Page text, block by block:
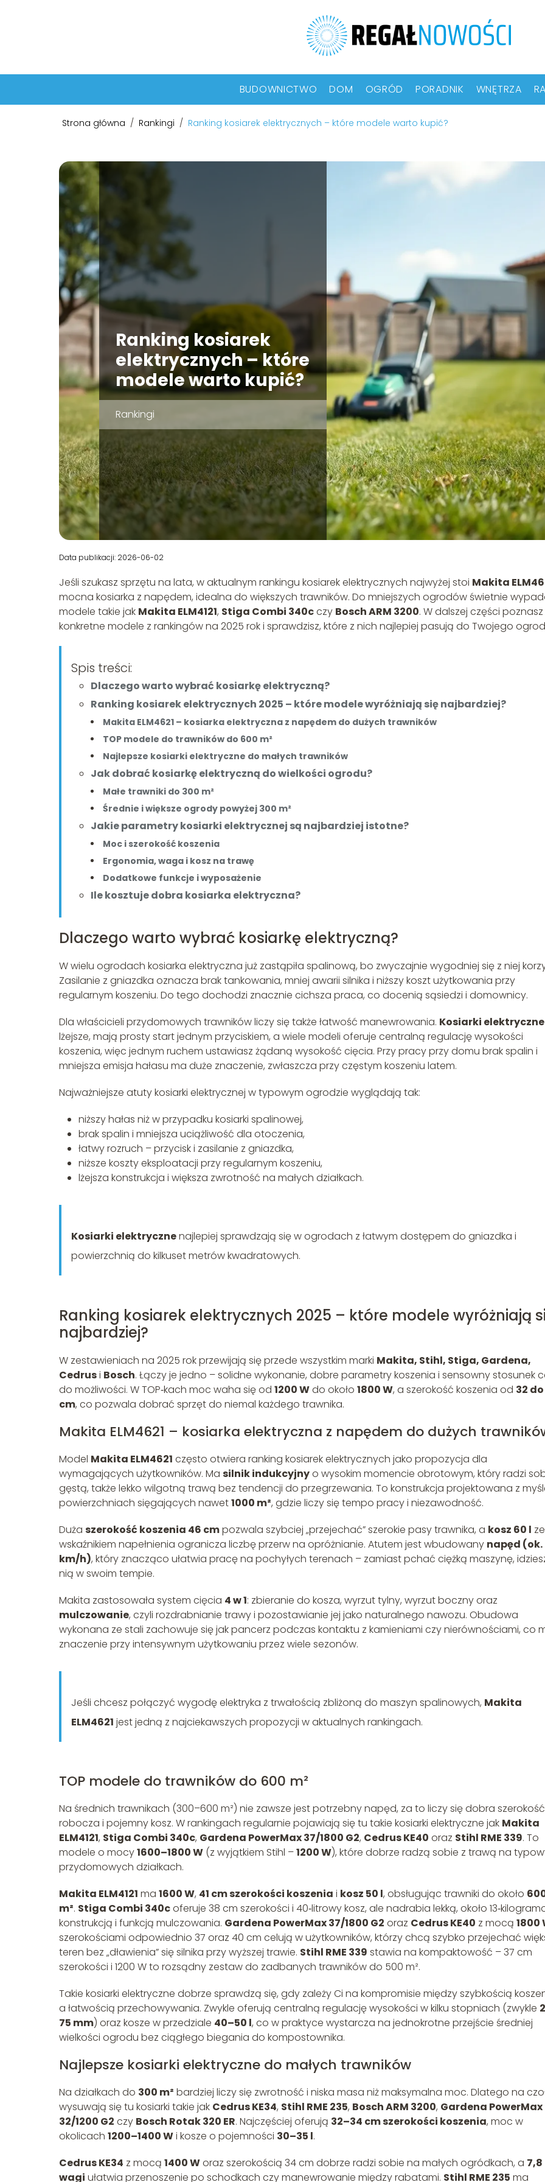
BUDOWNICTWO DOM OGRÓD PORADNIK WNĘTRZA
Strona główna / Rankingi / Ranking kosiarek elektrycznych – które modele warto kupić?
Ranking kosiarek
elektrycznych – które
modele warto kupić?
Rankingi
Data publikacji: 2026-06-02
Jeśli szukasz sprzętu na lata, w aktualnym rankingu kosiarek elektrycznych najwyżej stoi Makita
mocna kosiarka z napędem, idealna do większych trawników. Do mniejszych ogrodów świetnie
modele takie jak Makita ELM4121, Stiga Combi 340cczy Bosch ARM 3200. W dalszej części poznasz
konkretne modele z rankingów na 2025 rok i sprawdzisz, które z nich najlepiej pasują do Twojego
Spis treści:
Dlaczego warto wybrać kosiarkę elektryczną?
Ranking kosiarek elektrycznych 2025 – które modele wyróżniają się najbardziej?
Makita ELM4621 – kosiarka elektryczna z napędem do dużych trawników
TOP modele do trawników do 600 m²
Najlepsze kosiarki elektryczne do małych trawników
Jak dobrać kosiarkę elektryczną do wielkości ogrodu?
Małe trawniki do 300 m²
Średnie i większe ogrody powyżej 300 m²
Jakie parametry kosiarki elektrycznej są najbardziej istotne?
Moc i szerokość koszenia
Ergonomia, waga i kosz na trawę
Dodatkowe funkcje i wyposażenie
Ile kosztuje dobra kosiarka elektryczna?
Dlaczego warto wybrać kosiarkę elektryczną?
W wielu ogrodach kosiarka elektryczna już zastąpiła spalinową, bo zwyczajnie wygodniej się z niej
Zasilanie z gniazdka oznacza brak tankowania, mniej awarii silnika i niższy koszt użytkowania przy
regularnym koszeniu. Do tego dochodzi znacznie cichsza praca, co docenią sąsiedzi i domownicy.
Dla właścicieli przydomowych trawników liczy się także łatwość manewrowania. Kosiarki elektryczne
lżejsze, mają prosty start jednym przyciskiem, a wiele modeli oferuje centralną regulację wysokości
koszenia, więc jednym ruchem ustawiasz żądaną wysokość cięcia. Przy pracy przy domu brak spalin i
mniejsza emisja hałasu ma duże znaczenie, zwłaszcza przy częstym koszeniu latem.
Najważniejsze atuty kosiarki elektrycznej w typowym ogrodzie wyglądają tak:
niższy hałas niż w przypadku kosiarki spalinowej,
brak spalin i mniejsza uciążliwość dla otoczenia,
łatwy rozruch – przycisk i zasilanie z gniazdka,
niższe koszty eksploatacji przy regularnym koszeniu,
lżejsza konstrukcja i większa zwrotność na małych działkach.
Kosiarki elektrycznenajlepiej sprawdzają się w ogrodach z łatwym dostępem do gniazdka i
powierzchnią do kilkuset metrów kwadratowych.
Ranking kosiarek elektrycznych 2025 – które modele wyróżniają
najbardziej?
W zestawieniach na 2025 rok przewijają się przede wszystkim marki Makita, Stihl, Stiga, Gardena,
Cedrusi Bosch. Łączy je jedno – solidne wykonanie, dobre parametry koszenia i sensowny stosunek
do możliwości. W TOP‑kach moc waha się od 1200 Wdo około 1800 W, a szerokość koszenia od 32
cm, co pozwala dobrać sprzęt do niemal każdego trawnika.
Makita ELM4621 – kosiarka elektryczna z napędem do dużych
Model Makita ELM4621 często otwiera ranking kosiarek elektrycznych jako propozycja dla
wymagających użytkowników. Ma silnik indukcyjnyo wysokim momencie obrotowym, który radzi
gęstą, także lekko wilgotną trawą bez tendencji do przegrzewania. To konstrukcja projektowana z
powierzchniach sięgających nawet1000 m², gdzie liczy się tempo pracy i niezawodność.
Duża szerokość koszenia 46 cmpozwala szybciej „przejechać” szerokie pasy trawnika, a kosz 60 l ze
wskaźnikiem napełnienia ogranicza liczbę przerw na opróżnianie. Atutem jest wbudowany napęd (ok.
km/h), który znacząco ułatwia pracę na pochyłych terenach – zamiast pchać ciężką maszynę,
nią w swoim tempie.
Makita zastosowała system cięcia 4 w 1: zbieranie do kosza, wyrzut tylny, wyrzut boczny oraz
mulczowanie, czyli rozdrabnianie trawy i pozostawianie jej jako naturalnego nawozu. Obudowa
wykonana ze stali zachowuje się jak pancerz podczas kontaktu z kamieniami czy nierównościami, co
znaczenie przy intensywnym użytkowaniu przez wiele sezonów.
Jeśli chcesz połączyć wygodę elektryka z trwałością zbliżoną do maszyn spalinowych, Makita
ELM4621 jest jedną z najciekawszych propozycji w aktualnych rankingach.
TOP modele do trawników do 600 m²
Na średnich trawnikach (300–600 m²) nie zawsze jest potrzebny napęd, za to liczy się dobra szerokość
robocza i pojemny kosz. W rankingach regularnie pojawiają się tu takie kosiarki elektryczne jak Makita
ELM4121, Stiga Combi 340c, Gardena PowerMax 37/1800 G2, Cedrus KE40 oraz Stihl RME 339. To
modele o mocy1600–1800 W (z wyjątkiem Stihl –1200 W), które dobrze radzą sobie z trawą na
przydomowych działkach.
Makita ELM4121 ma 1600 W, 41 cm szerokości koszenia i kosz 50 l, obsługując trawniki do około
m². Stiga Combi 340coferuje 38 cm szerokości i 40‑litrowy kosz, ale nadrabia lekką, około
konstrukcją i funkcją mulczowania. Gardena PowerMax 37/1800 G2 oraz Cedrus KE40 z mocą 1800
szerokościami odpowiednio 37 oraz 40 cm celują w użytkowników, którzy chcą szybko przejechać
teren bez „dławienia” się silnika przy wyższej trawie. Stihl RME 339 stawia na kompaktowość – 37 cm
szerokości i 1200 W to rozsądny zestaw do zadbanych trawników do 500 m².
Takie kosiarki elektryczne dobrze sprawdzą się, gdy zależy Ci na kompromisie między szybkością
a łatwością przechowywania. Zwykle oferują centralną regulację wysokości w kilku stopniach (zwykle
75 mm) oraz kosze w przedziale 40–50 l, co w praktyce wystarcza na jednokrotne przejście średniej
wielkości ogrodu bez ciągłego biegania do kompostownika.
Najlepsze kosiarki elektryczne do małych trawników
Na działkach do 300 m² bardziej liczy się zwrotność i niska masa niż maksymalna moc. Dlatego na
wysuwają się tu kosiarki takie jak Cedrus KE34, Stihl RME 235, Bosch ARM 3200, Gardena PowerMax
32/1200 G2 czy Bosch Rotak 320 ER. Najczęściej oferują 32–34 cm szerokości koszenia, moc w
okolicach 1200–1400 Wi kosze o pojemności 30–35 l.
Cedrus KE34 z mocą 1400 Woraz szerokością 34 cm dobrze radzi sobie na małych ogródkach, a
wagi ułatwia przenoszenie po schodkach czy manewrowanie między rabatami. Stihl RME 235 ma